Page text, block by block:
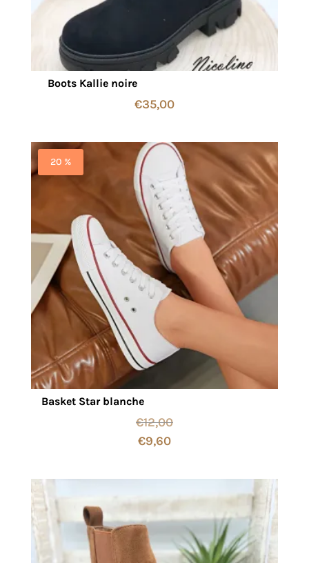
Boots Kallie noire
€35,00
20 %
Basket Star blanche
€12,00
€9,60